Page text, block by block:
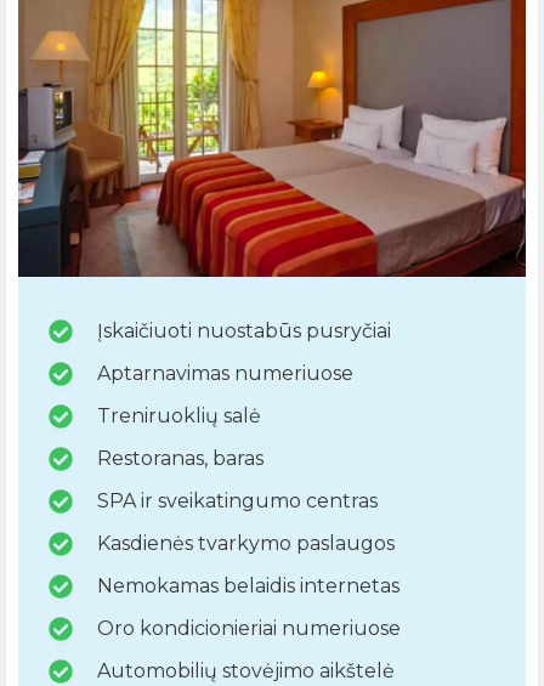
Įskaičiuoti nuostabūs pusryčiai
Aptarnavimas numeriuose
Treniruoklių salė
Restoranas, baras
SPA ir sveikatingumo centras
Kasdienės tvarkymo paslaugos
Nemokamas belaidis internetas
Oro kondicionieriai numeriuose
Automobilių stovėjimo aikštelė